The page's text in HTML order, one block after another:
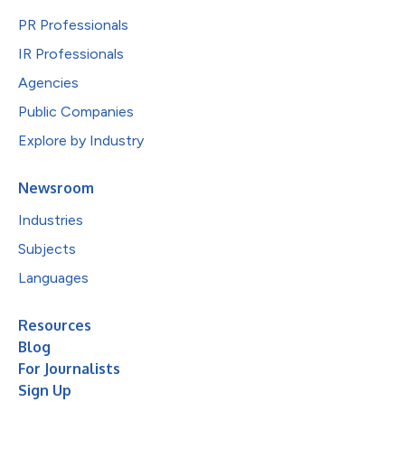
PR Professionals
IR Professionals
Agencies
Public Companies
Explore by Industry
Newsroom
Industries
Subjects
Languages
Resources
Blog
For Journalists
Sign Up